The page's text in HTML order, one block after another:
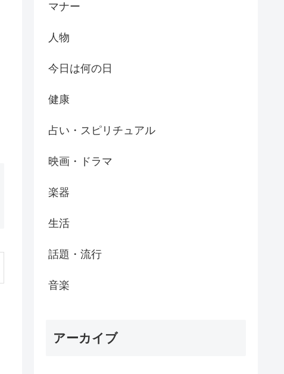
マナー
人物
今日は何の日
健康
占い・スピリチュアル
映画・ドラマ
楽器
生活
話題・流行
音楽
アーカイブ